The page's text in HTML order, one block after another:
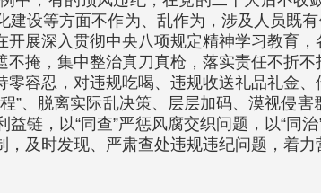
设等方面不作为、乱作为，涉及人员既
展深入贯彻中央八项规定精神学习教育
掩，集中整治真刀真枪，落实责任不折
容忍，对违规吃喝、违规收送礼品礼金
”、脱离实际乱决策、层层加码、漠视侵
链，以“同查”严惩风腐交织问题，以“同
及时发现、严肃查处违规违纪问题，着力